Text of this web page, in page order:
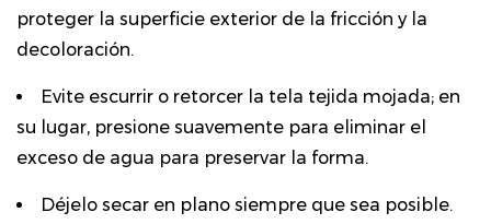
proteger la superficie exterior de la fricción y la
decoloración.
Evite escurrir o retorcer la tela tejida mojada; en
su lugar, presione suavemente para eliminar el
exceso de agua para preservar la forma.
Déjelo secar en plano siempre que sea posible.